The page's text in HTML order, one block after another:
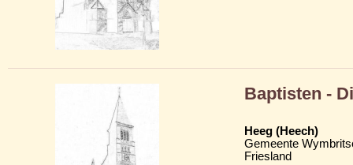
Baptisten -
Heeg (Heech)
Gemeente
Friesland